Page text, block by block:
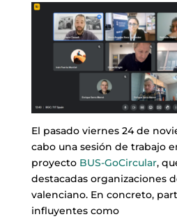
El pasado viernes 24 de
cabo una sesión de trabajo
proyecto BUS-GoCircular,
destacadas organizaciones
valenciano. En concreto,
influyentes como